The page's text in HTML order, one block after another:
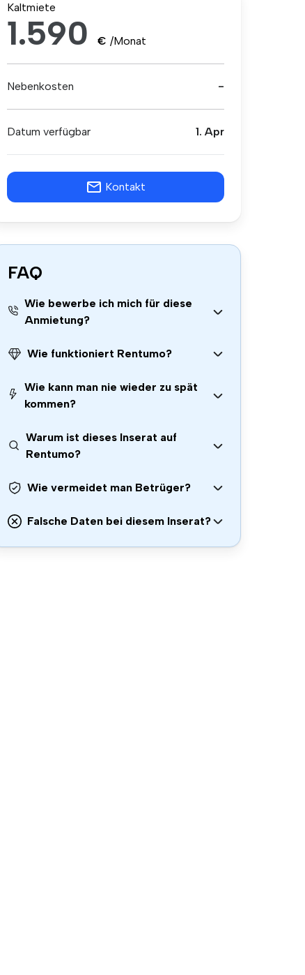
Kaltmiete
1.590 € /Monat
Nebenkosten -
Datum verfügbar 1. Apr
Kontakt
FAQ
Wie bewerbe ich mich für diese
Anmietung?
Wie funktioniert Rentumo?
Wie kann man nie wieder zu spät
kommen?
Warum ist dieses Inserat auf
Rentumo?
Wie vermeidet man Betrüger?
Falsche Daten bei diesem Inserat?